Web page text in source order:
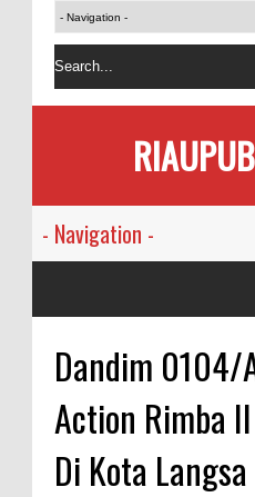
Dandim 0104/
Action Rimba
Di Kota Langsa